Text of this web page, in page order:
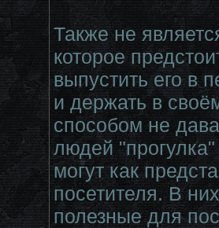
Также не
которое
выпустить его в
и держать в
способом не
людей
могут как
посетителя. В
полезные для